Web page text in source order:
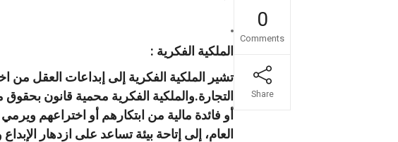
0
Comments
Share
الملكية الفكرية :
تشير الملكية الفكرية إلى إبداعات العقل
التجارة.والملكية الفكرية محمية قانون
أو فائدة مالية من ابتكارهم أو اختراعهم
العام، إلى إتاحة بيئة تساعد على ازدهار الإبداع